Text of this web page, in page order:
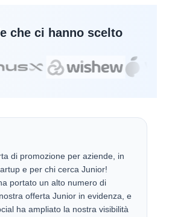
che ci hanno scelto
di promozione per aziende, in
e per chi cerca Junior!
portato un alto numero di
offerta Junior in evidenza, e
ha ampliato la nostra visibilità